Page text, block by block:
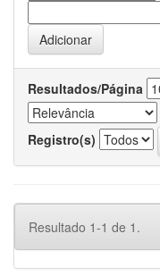
Resultados/Página
Registro(s)
Resultado 1-1 de 1.